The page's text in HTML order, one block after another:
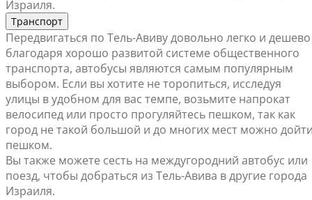
Израиля.
Транспорт
Передвигаться по Тель-Авиву довольно легко и дешево
благодаря хорошо развитой системе общественного
транспорта, автобусы являются самым популярным
выбором. Если вы хотите не торопиться, исследуя
улицы в удобном для вас темпе, возьмите напрокат
велосипед или просто прогуляйтесь пешком, так как
город не такой большой и до многих мест можно
пешком.
Вы также можете сесть на междугородний автобус или
поезд, чтобы добраться из Тель-Авива в другие города
Израиля.